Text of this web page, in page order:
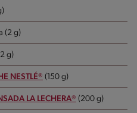
(2 g)
g)
NESTLÉ® (150 g)
LA LECHERA® (200 g)